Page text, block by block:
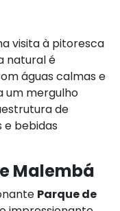
visita à pitoresca
natural é
águas calmas e
um mergulho
de
e bebidas
Malembá
Parque de